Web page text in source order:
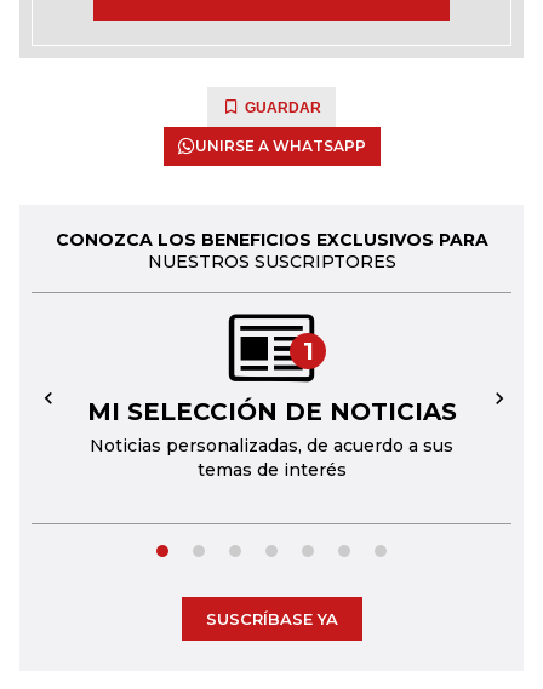
GUARDAR
UNIRSE A WHATSAPP
CONOZCA LOS BENEFICIOS EXCLUSIVOS PARA
NUESTROS SUSCRIPTORES
1
MI SELECCIÓN DE NOTICIAS
Noticias personalizadas, de acuerdo a sus
temas de interés
← →
SUSCRÍBASE YA